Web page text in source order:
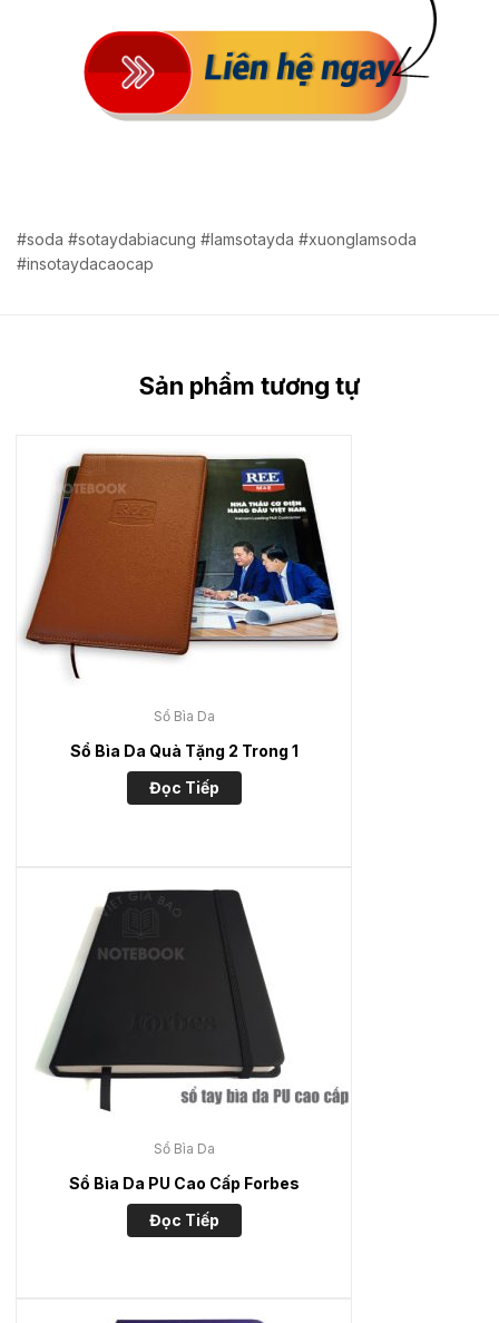
#soda #sotaydabiacung #lamsotayda #xuonglamsoda
#insotaydacaocap
Sản phẩm tương tự
Sổ Bìa Da
Sổ Bìa Da Quà Tặng 2 Trong 1
Đọc Tiếp
Sổ Bìa Da
Sổ Bìa Da PU Cao Cấp Forbes
Đọc Tiếp